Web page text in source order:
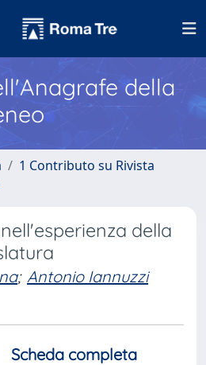
della
1 Contributo su Rivista
della
; Antonio Iannuzzi
Scheda completa